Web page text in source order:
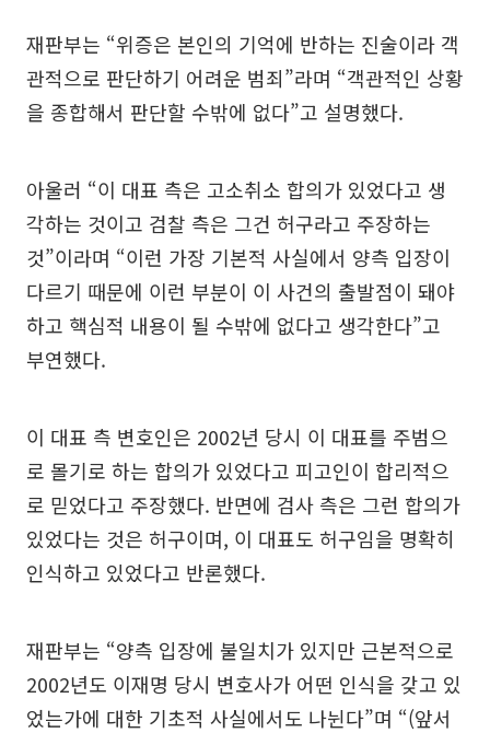
재판부는 “위증은 본인의 기억에 반하는 진술이라 객
관적으로 판단하기 어려운 범죄”라며 “객관적인 상황
을 종합해서 판단할 수밖에 없다”고 설명했다.
아울러 “이 대표 측은 고소취소 합의가 있었다고 생
각하는 것이고 검찰 측은 그건 허구라고 주장하는
것”이라며 “이런 가장 기본적 사실에서 양측 입장이
다르기 때문에 이런 부분이 이 사건의 출발점이 돼야
하고 핵심적 내용이 될 수밖에 없다고 생각한다”고
부연했다.
이 대표 측 변호인은 2002년 당시 이 대표를 주범으
로 몰기로 하는 합의가 있었다고 피고인이 합리적으
로 믿었다고 주장했다. 반면에 검사 측은 그런 합의가
있었다는 것은 허구이며, 이 대표도 허구임을 명확히
인식하고 있었다고 반론했다.
재판부는 “양측 입장에 불일치가 있지만 근본적으로
2002년도 이재명 당시 변호사가 어떤 인식을 갖고 있
었는가에 대한 기초적 사실에서도 나뉜다”며 “(앞서